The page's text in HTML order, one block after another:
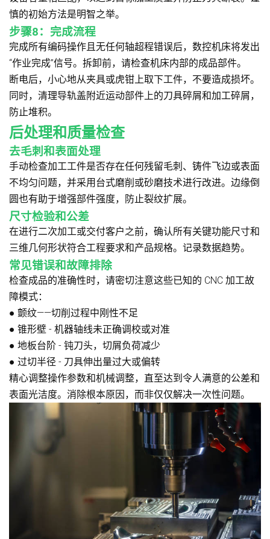
慎的初始方法是明智之举。
步骤8：完成流程
完成所有编码操作且无任何轴超程错误后，数控机床将发出
“作业完成”信号。拆卸前，请检查机床内部的成品部件。
断电后，小心地从夹具或虎钳上取下工件，不要造成损坏。
同时，清理导轨盖附近运动部件上的刀具碎屑和加工碎屑，
防止堆积。
后处理和质量检查
去毛刺和表面处理
手动检查加工工件是否存在任何残留毛刺、铸件飞边或表面
不均匀问题，并采用台式磨削或砂磨技术进行改进。边缘倒
圆也有助于增强部件强度，防止裂纹扩展。
尺寸检验和公差
在进行二次加工或交付客户之前，确认所有关键功能尺寸和
三维几何形状符合工程要求和产品规格。记录数据趋势。
常见错误和故障排除
检查成品的准确性时，请密切注意这些已知的 CNC 加工故
障模式：
● 颤纹——切削过程中刚性不足
● 锥形壁 - 机器轴线未正确调校或对准
● 地板台阶 - 钝刀头，切屑负荷减少
● 过切半径 - 刀具伸出量过大或偏转
精心调整操作参数和机械调整，直至达到令人满意的公差和
表面光洁度。消除根本原因，而非仅仅解决一次性问题。